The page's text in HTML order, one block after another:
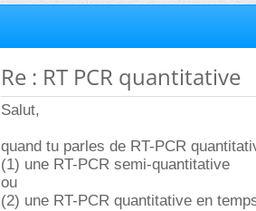
Re : RT PCR quantitative
Salut,
quand tu parles de RT-PCR
(1) une RT-PCR semi-quantitative
ou
(2) une RT-PCR quantitative en